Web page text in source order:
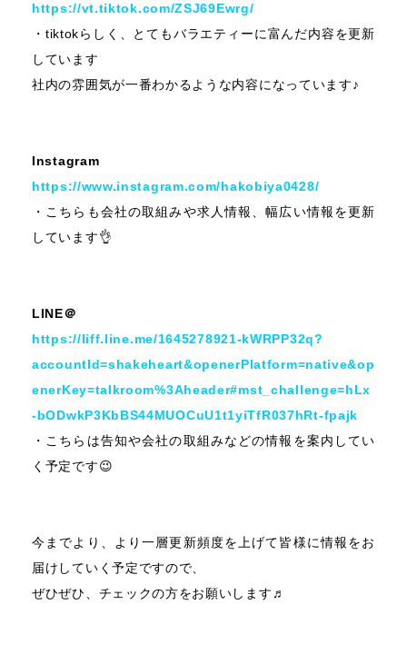
https://vt.tiktok.com/ZSJ69Ewrg/
・tiktokらしく、とてもバラエティーに富んだ内容を更新
しています
社内の雰囲気が一番わかるような内容になっています♪
Instagram
https://www.instagram.com/hakobiya0428/
・こちらも会社の取組みや求人情報、幅広い情報を更新
しています👌
LINE＠
https://liff.line.me/1645278921-kWRPP32q?
accountId=shakeheart&openerPlatform=native&op
enerKey=talkroom%3Aheader#mst_challenge=hLx
-bODwkP3KbBS44MUOCuU1t1yiTfR037hRt-fpajk
・こちらは告知や会社の取組みなどの情報を案内してい
く予定です😉
今までより、より一層更新頻度を上げて皆様に情報をお
届けしていく予定ですので、
ぜひぜひ、チェックの方をお願いします♬